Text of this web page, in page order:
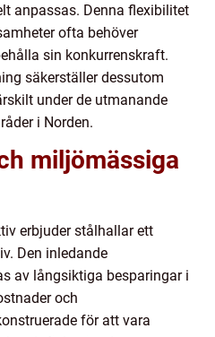
anpassas. Denna flexibilitet
ofta behöver
sin konkurrenskraft.
säkerställer dessutom
under de utmanande
i Norden.
miljömässiga
erbjuder stålhallar ett
Den inledande
av långsiktiga besparingar i
och
för att vara